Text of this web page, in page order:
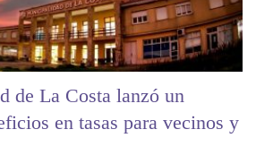
de La Costa lanzó un
en tasas para vecinos y